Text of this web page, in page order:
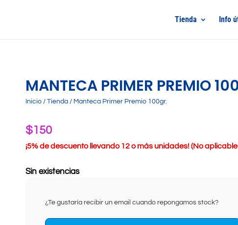
Tienda Info
MANTECA PRIMER PREMIO
Inicio /Tienda / Manteca Primer Premio 100gr.
$150
¡5% de descuento llevando 12 o más unidades! (No
Sin existencias
¿Te gustaría recibir un email cuando repongamos stock?